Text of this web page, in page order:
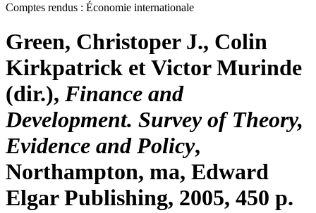
Comptes rendus : Économie internationale
Green, Christoper J., Colin
Kirkpatrick et VictorMurinde
(dir.), Finance and
Development. Survey of Theory,
Evidence and Policy,
Northampton, ma, Edward
Elgar Publishing, 2005, 450 p.